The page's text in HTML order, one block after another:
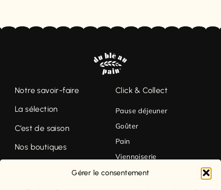
Gérer le consentement
Notre savoir-faire
La sélection
C’est de saison
Nos boutiques
Click & Collect
Pause déjeuner
Goûter
Pain
Viennoiserie
Pâtisserie